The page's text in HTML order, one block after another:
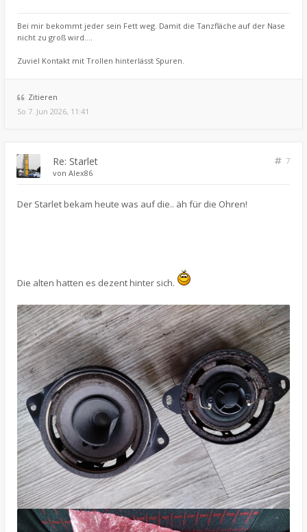
Bei mir bekommt jeder sein Fett weg. Damit die Tanzfläche auf der Nase
nicht zu groß wird....
Zuviel Kontakt mit Trollen hinterlässt Spuren.
Zitieren
So 7. Jun 2026, 11:41
Re: Starlet
7
von Alex86
Der Starlet bekam heute was auf die.. äh für die Ohren!
Die alten hatten es dezent hinter sich.